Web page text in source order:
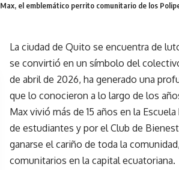
Max, el emblemático perrito comunitario de los
La ciudad de Quito se encuentra de
se convirtió en un símbolo del
de abril de 2026, ha generado una
que lo conocieron a lo largo de los
Max vivió más de 15 años en la
de estudiantes y por el Club de
ganarse el cariño de toda la
comunitarios en la capital ecuatoriana.